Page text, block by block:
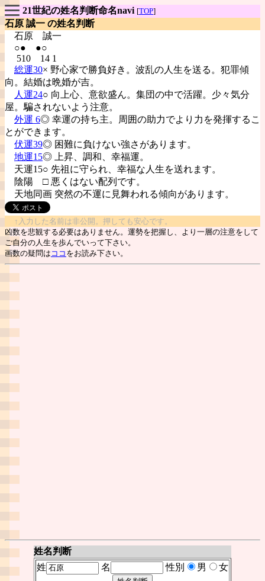
21世紀の姓名判断命名navi [TOP]
石原 誠一 の姓名判断
石原 誠一
○● ●○
510 14 1
総運30× 野心家で勝負好き。波乱の人生を送る。犯罪傾
向。結婚は晩婚が吉。
人運24○ 向上心、意欲盛ん。集団の中で活躍。少々気分
屋。騙されないよう注意。
外運 6◎ 幸運の持ち主。周囲の助力でより力を発揮するこ
とができます。
伏運39◎ 困難に負けない強さがあります。
地運15◎ 上昇、調和、幸福運。
天運15○ 先祖に守られ、幸福な人生を送れます。
陰陽 □ 悪くはない配列です。
天地同画 突然の不運に見舞われる傾向があります。
↑入力した名前は非公開。押しても安心です。
凶数を悲観する必要はありません。運勢を把握し、より一層の注意をして
ご自分の人生を歩んでいって下さい。
画数の疑問は ココ をお読み下さい。
姓名判断
姓
名 性別 男 女